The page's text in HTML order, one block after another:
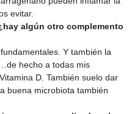
evitar.
algún otro complemento
Y también la
hecho a todas mis
D. También suelo dar
buena microbiota también